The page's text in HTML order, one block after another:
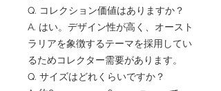
Q. コレクション価値はありますか？
A. はい。デザイン性が高く、オースト
ラリアを象徴するテーマを採用してい
るためコレクター需要があります。
Q. サイズはどれくらいですか？